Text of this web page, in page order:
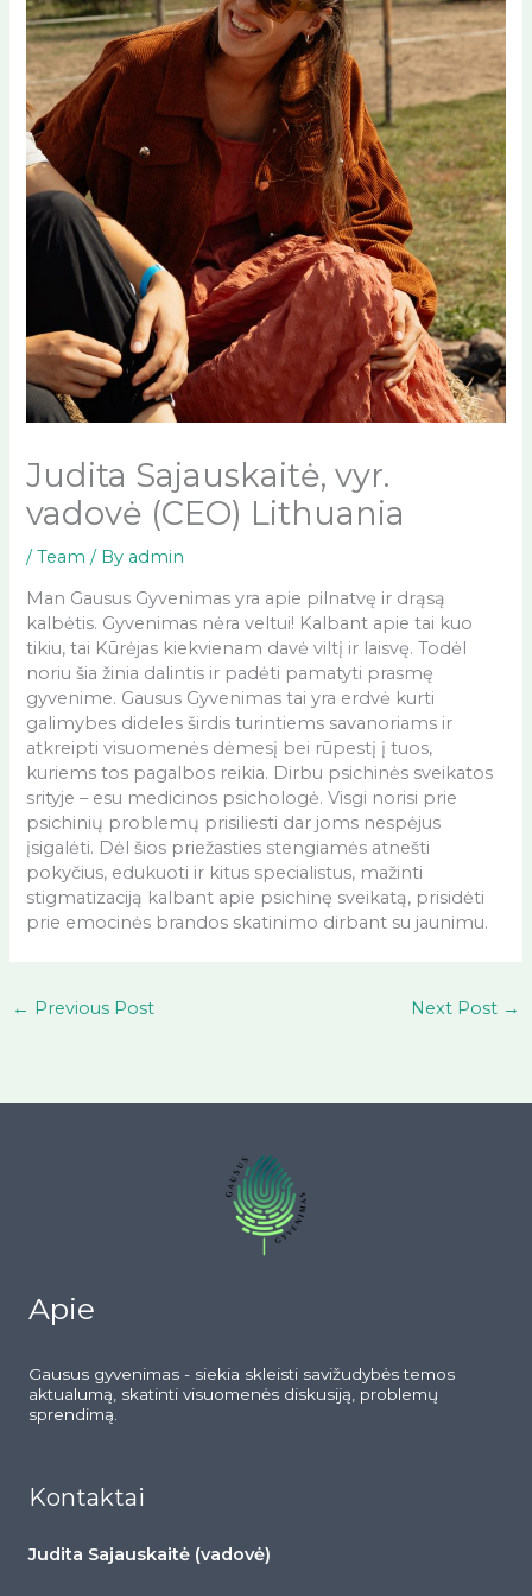
Judita Sajauskaitė, vyr.
vadovė (CEO) Lithuania
/Team / By admin
Man Gausus Gyvenimas yra apie pilnatvę ir drąsą
kalbėtis. Gyvenimas nėra veltui! Kalbant apie tai kuo
tikiu, tai Kūrėjas kiekvienam davė viltį ir laisvę. Todėl
noriu šia žinia dalintis ir padėti pamatyti prasmę
gyvenime. Gausus Gyvenimas tai yra erdvė kurti
galimybes dideles širdis turintiems savanoriams ir
atkreipti visuomenės dėmesį bei rūpestį į tuos,
kuriems tos pagalbos reikia. Dirbu psichinės sveikatos
srityje – esu medicinos psichologė. Visgi norisi prie
psichinių problemų prisiliesti dar joms nespėjus
įsigalėti. Dėl šios priežasties stengiamės atnešti
pokyčius, edukuoti ir kitus specialistus, mažinti
stigmatizaciją kalbant apie psichinę sveikatą, prisidėti
prie emocinės brandos skatinimo dirbant su jaunimu.
← Previous Post Next Post →
Apie
Gausus gyvenimas - siekia skleisti savižudybės temos
aktualumą, skatinti visuomenės diskusiją, problemų
sprendimą.
Kontaktai
Judita Sajauskaitė (vadovė)